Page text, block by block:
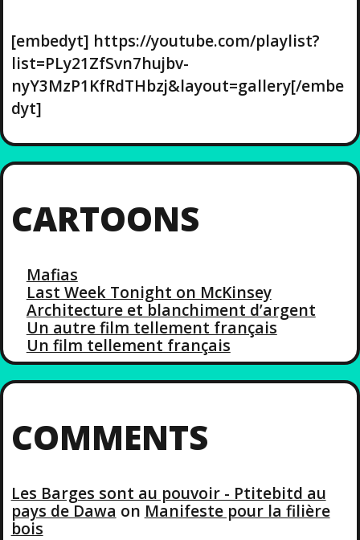
[embedyt] https://youtube.com/playlist?
list=PLy21ZfSvn7hujbv-
nyY3MzP1KfRdTHbzj&layout=gallery[/embe
dyt]
CARTOONS
Mafias
Last Week Tonight on McKinsey
Architecture et blanchiment d’argent
Un autre film tellement français
Un film tellement français
COMMENTS
Les Barges sont au pouvoir - Ptitebitd au
pays de Dawa on Manifeste pour la filière
bois